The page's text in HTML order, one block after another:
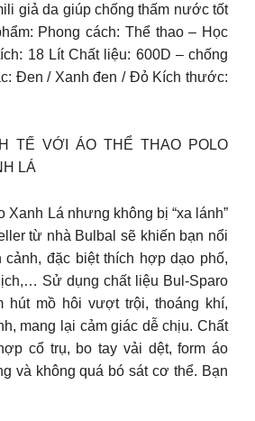
giả da giúp chống thấm nước tốt
Phong cách: Thể thao – Học
18 Lít Chất liệu: 600D – chống
Đen / Xanh đen / Đỏ Kích thước:
TẾ VỚI ÁO THỂ THAO POLO
LÁ
Xanh Lá nhưng không bị “xa lánh”
từ nhà Bulbal sẽ khiến bạn nổi
cảnh, đặc biệt thích hợp dạo phố,
Sử dụng chất liệu Bul-Sparo
hút mồ hôi vượt trội, thoáng khí,
mang lại cảm giác dễ chịu. Chất
cổ trụ, bo tay vải dệt, form áo
và không quá bó sát cơ thể. Bạn